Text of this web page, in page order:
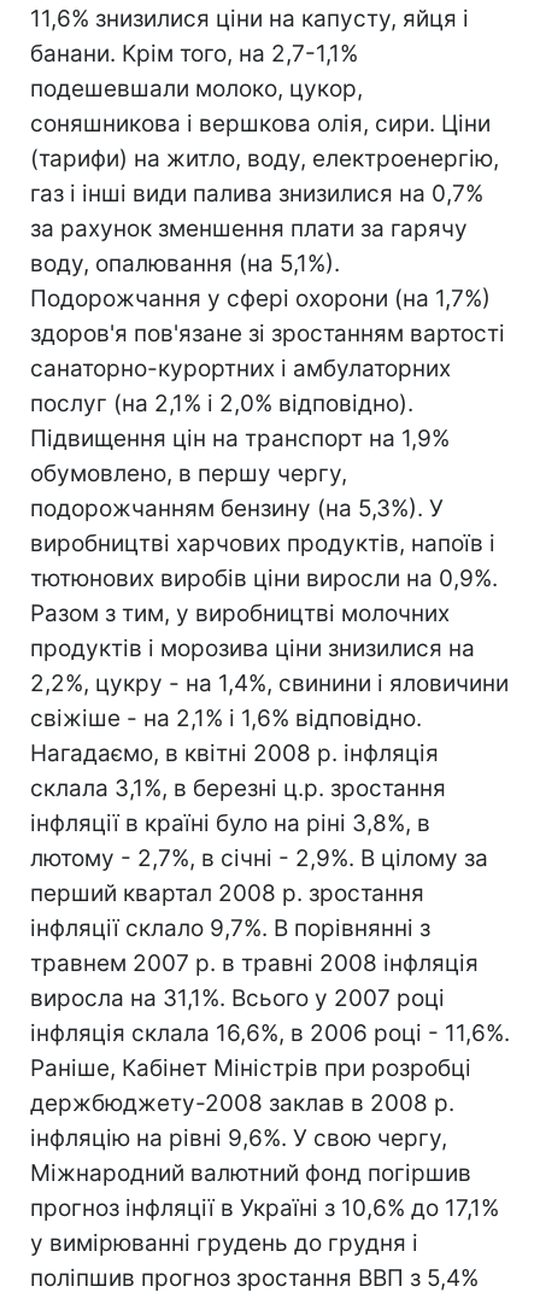
11,6% знизилися ціни на капусту, яйця і
банани. Крім того, на 2,7-1,1%
подешевшали молоко, цукор,
соняшникова і вершкова олія, сири. Ціни
(тарифи) на житло, воду, електроенергію,
газ і інші види палива знизилися на 0,7%
за рахунок зменшення плати за гарячу
воду, опалювання (на 5,1%).
Подорожчання у сфері охорони (на 1,7%)
здоров'я пов'язане зі зростанням вартості
санаторно-курортних і амбулаторних
послуг (на 2,1% і 2,0% відповідно).
Підвищення цін на транспорт на 1,9%
обумовлено, в першу чергу,
подорожчанням бензину (на 5,3%). У
виробництві харчових продуктів, напоїв і
тютюнових виробів ціни виросли на 0,9%.
Разом з тим, у виробництві молочних
продуктів і морозива ціни знизилися на
2,2%, цукру - на 1,4%, свинини і яловичини
свіжіше - на 2,1% і 1,6% відповідно.
Нагадаємо, в квітні 2008 р. інфляція
склала 3,1%, в березні ц.р. зростання
інфляції в країні було на ріні 3,8%, в
лютому - 2,7%, в січні - 2,9%. В цілому за
перший квартал 2008 р. зростання
інфляції склало 9,7%. В порівнянні з
травнем 2007 р. в травні 2008 інфляція
виросла на 31,1%. Всього у 2007 році
інфляція склала 16,6%, в 2006 році - 11,6%.
Раніше, Кабінет Міністрів при розробці
держбюджету-2008 заклав в 2008 р.
інфляцію на рівні 9,6%. У свою чергу,
Міжнародний валютний фонд погіршив
прогноз інфляції в Україні з 10,6% до 17,1%
у вимірюванні грудень до грудня і
поліпшив прогноз зростання ВВП з 5,4%